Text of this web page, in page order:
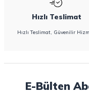
Hızlı Teslimat
Hızlı Teslimat, Güvenilir
E-Bülten